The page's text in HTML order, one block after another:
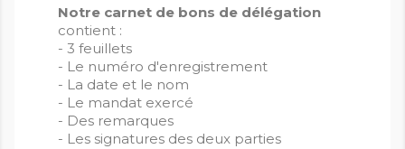
Notre carnet de bons de délégation
contient :
- 3 feuillets
- Le numéro d'enregistrement
- La date et le nom
- Le mandat exercé
- Des remarques
- Les signatures des deux parties